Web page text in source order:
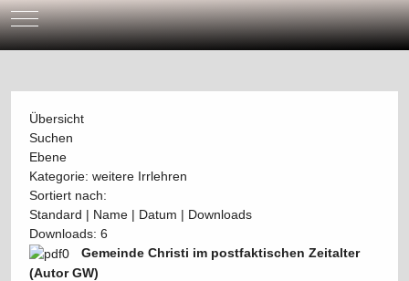
Mobile Menu Toggle
Übersicht
Suchen
Ebene
Kategorie: weitere Irrlehren
Sortiert nach:
Standard | Name | Datum | Downloads
Downloads: 6
Gemeinde Christi im postfaktischen Zeitalter
(Autor GW)